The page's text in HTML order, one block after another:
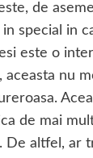
de
special in
este o
nu
de mai
altfel, ar